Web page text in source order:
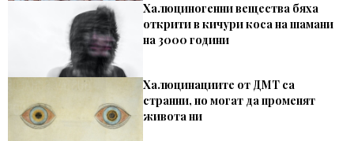
Халюциногенни вещества бяха
открити в кичури коса на шамани
на 3000 години
Халюцинациите от ДМТ са
странни, но могат да променят
живота ни